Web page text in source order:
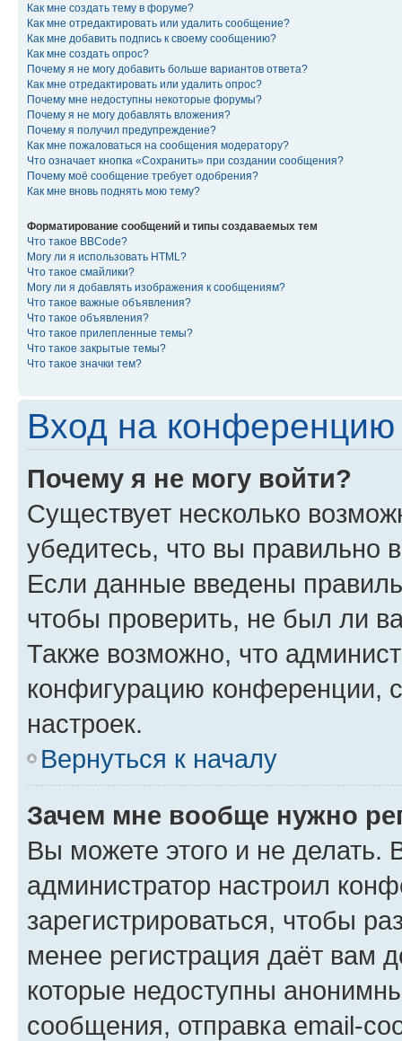
Как мне создать тему в форуме?
Как мне отредактировать или удалить сообщение?
Как мне добавить подпись к своему сообщению?
Как мне создать опрос?
Почему я не могу добавить больше вариантов ответа?
Как мне отредактировать или удалить опрос?
Почему мне недоступны некоторые форумы?
Почему я не могу добавлять вложения?
Почему я получил предупреждение?
Как мне пожаловаться на сообщения модератору?
Что означает кнопка «Сохранить» при создании сообщения?
Почему моё сообщение требует одобрения?
Как мне вновь поднять мою тему?
Форматирование сообщений и типы создаваемых тем
Что такое BBCode?
Могу ли я использовать HTML?
Что такое смайлики?
Могу ли я добавлять изображения к сообщениям?
Что такое важные объявления?
Что такое объявления?
Что такое прилепленные темы?
Что такое закрытые темы?
Что такое значки тем?
Вход на конференцию
Почему я не могу войти?
Существует несколько
убедитесь, что вы правильно
Если данные введены
чтобы проверить, не был ли
Также возможно, что
конфигурацию конференции,
настроек.
Вернуться к началу
Зачем мне вообще нужно
Вы можете этого и не делать.
администратор настроил
зарегистрироваться, чтобы
менее регистрация даёт вам
которые недоступны
сообщения, отправка email-